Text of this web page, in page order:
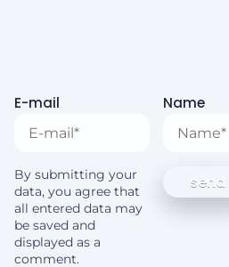
E-mail Name
By submitting your
data, you agree that
all entered data may
be saved and
displayed as a
comment.